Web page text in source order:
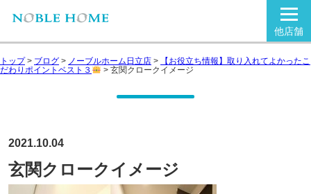
他店舗
トップ> ブログ > ノーブルホーム日立店 >
【お役立ち情報】取り入れてよかったこ
だわりポイントベスト３
> 玄関クロークイメージ
2021.10.04
玄関クロークイメージ